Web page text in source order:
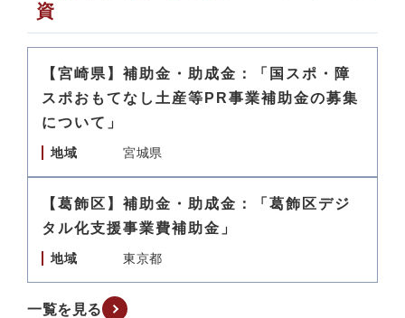
資
【宮崎県】補助金・助成金：「国スポ・障
スポおもてなし土産等PR事業補助金の募集
について」
地域 宮城県
【葛飾区】補助金・助成金：「葛飾区デジ
タル化支援事業費補助金」
地域 東京都
一覧を見る